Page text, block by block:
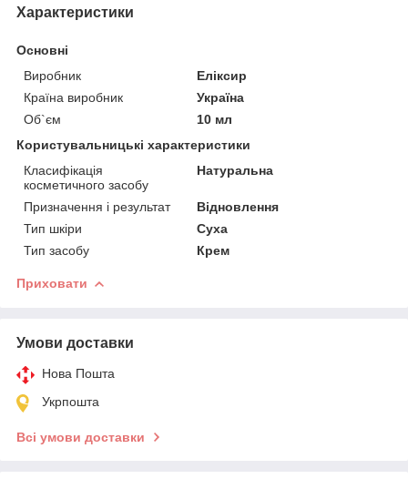
Характеристики
Основні
Виробник
Еліксир
Країна виробник
Україна
Об`єм
10 мл
Користувальницькі характеристики
Класифікація
косметичного засобу
Натуральна
Призначення і результат
Відновлення
Тип шкіри
Суха
Тип засобу
Крем
Приховати
Умови доставки
Нова Пошта
Укрпошта
Всі умови доставки